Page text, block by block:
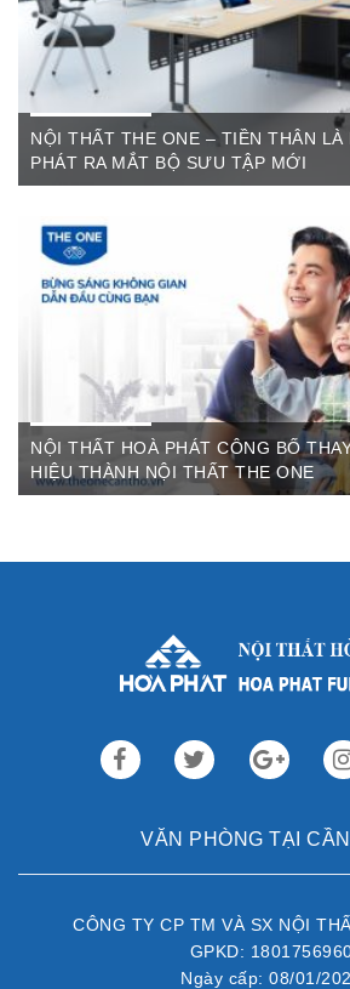
NỘI THẤT THE ONE – TIỀN THÂN LÀ
PHÁT RA MẮT BỘ SƯU TẬP MỚI
The One Cần Thơ Thông báo về việc
Thất Hòa Phát Ngày ...
NỘI THẤT HOÀ PHÁT CÔNG BỐ
HIỆU THÀNH NỘI THẤT THE ONE
VĂN PHÒNG TẠI
CÔNG TY CP TM VÀ SX NỘI
GPKD:
Ngày cấp: 08/01/